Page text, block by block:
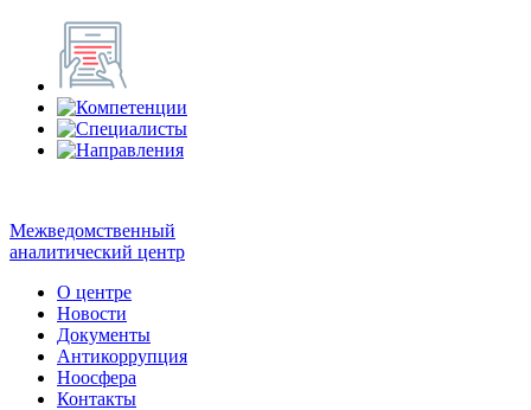
Межведомственный
аналитический центр
О центре
Новости
Документы
Антикоррупция
Ноосфера
Контакты